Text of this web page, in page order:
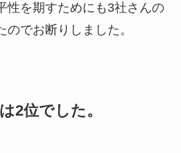
性を期すためにも3社さんの
でお断りしました。
2位でした。